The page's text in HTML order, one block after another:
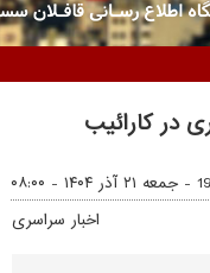
در کارائیب
جمعه ۲۱ آذر ۱۴۰۴ - ۰۸:۰۰
اخبار سراسری